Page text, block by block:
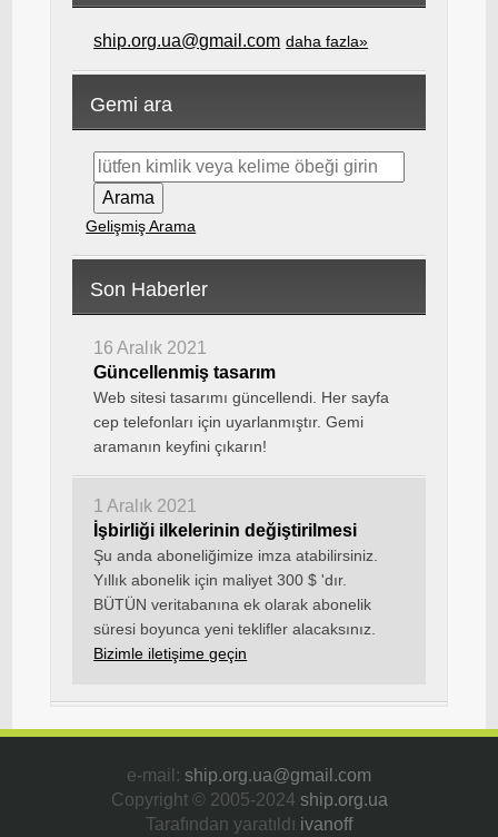
ship.org.ua@gmail.com daha fazla»
Gemi ara
Gelişmiş Arama
Son Haberler
16 Aralık 2021
Güncellenmiş tasarım
Web sitesi tasarımı güncellendi. Her sayfa
cep telefonları için uyarlanmıştır. Gemi
aramanın keyfini çıkarın!
1 Aralık 2021
İşbirliği ilkelerinin değiştirilmesi
Şu anda aboneliğimize imza atabilirsiniz.
Yıllık abonelik için maliyet 300 $ 'dır.
BÜTÜN veritabanına ek olarak abonelik
süresi boyunca yeni teklifler alacaksınız.
Bizimle iletişime geçin
e-mail: ship.org.ua@gmail.com
Copyright © 2005-2024 ship.org.ua
Tarafından yaratıldı ivanoff